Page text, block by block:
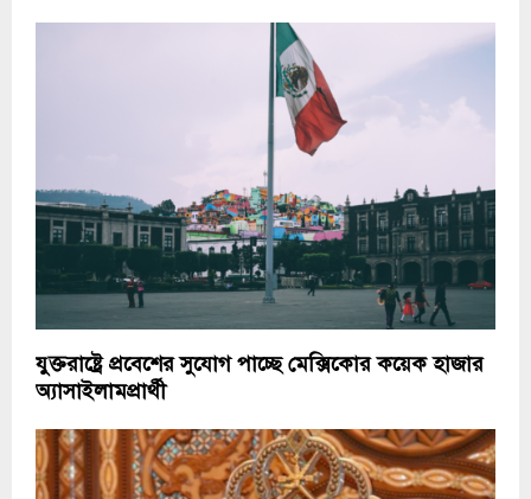
যুক্তরাষ্ট্রে প্রবেশের সুযোগ পাচ্ছে মেক্সিকোর কয়েক হাজার
অ্যাসাইলামপ্রার্থী